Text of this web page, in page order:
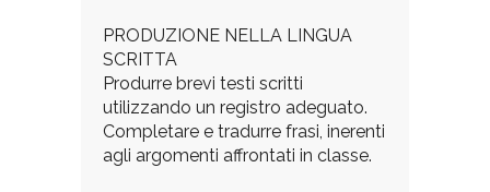
PRODUZIONE NELLA LINGUA
SCRITTA
Produrre brevi testi scritti
utilizzando un registro adeguato.
Completare e tradurre frasi, inerenti
agli argomenti affrontati in classe.